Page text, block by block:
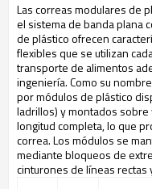
Las correas modulares de
el sistema de banda plana
de plástico ofrecen
flexibles que se utilizan
transporte de alimentos
ingeniería. Como su
por módulos de plástico
ladrillos) y montados
longitud completa, lo que
correa. Los módulos se
mediante bloqueos de
cinturones de líneas rectas